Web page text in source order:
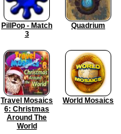
PillPop - Match
3
Quadrium
Travel Mosaics
6: Christmas
Around The
World
World Mosaics